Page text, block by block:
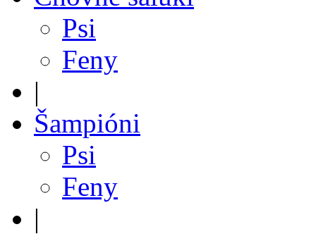
Psi
Feny
|
Šampióni
Psi
Feny
|